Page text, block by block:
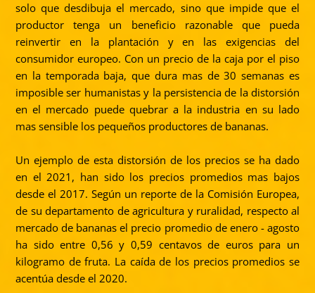
solo que desdibuja el mercado, sino que impide que el
productor tenga un beneficio razonable que pueda
reinvertir en la plantación y en las exigencias del
consumidor europeo. Con un precio de la caja por el piso
en la temporada baja, que dura mas de 30 semanas es
imposible ser humanistas y la persistencia de la distorsión
en el mercado puede quebrar a la industria en su lado
mas sensible los pequeños productores de bananas.
Un ejemplo de esta distorsión de los precios se ha dado
en el 2021, han sido los precios promedios mas bajos
desde el 2017. Según un reporte de la Comisión Europea,
de su departamento de agricultura y ruralidad, respecto al
mercado de bananas el precio promedio de enero - agosto
ha sido entre 0,56 y 0,59 centavos de euros para un
kilogramo de fruta. La caída de los precios promedios se
acentúa desde el 2020.